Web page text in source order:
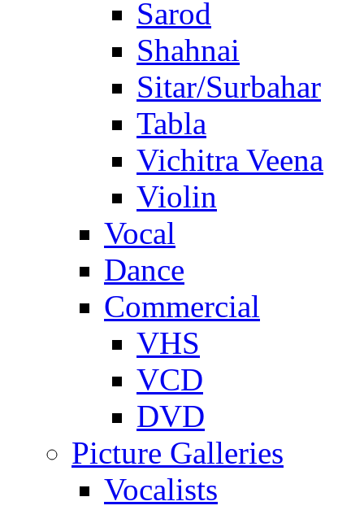
Sarod
Shahnai
Sitar/Surbahar
Tabla
Vichitra Veena
Violin
Vocal
Dance
Commercial
VHS
VCD
DVD
Picture Galleries
Vocalists